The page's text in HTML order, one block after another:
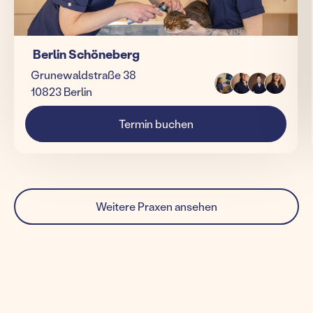
Berlin Schöneberg
Grunewaldstraße 38
10823 Berlin
Termin buchen
Weitere Praxen ansehen